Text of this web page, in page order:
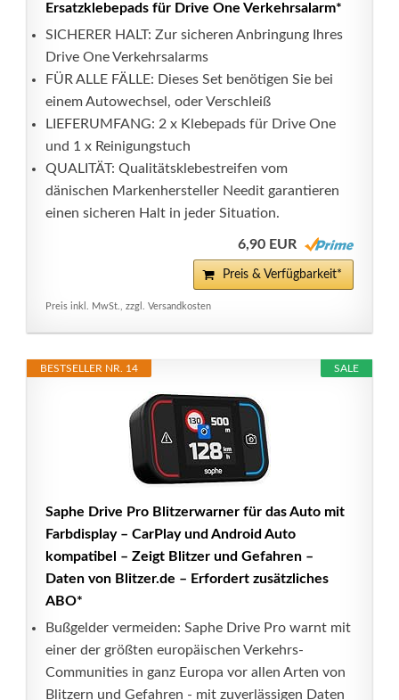
Ersatzklebepads für Drive One Verkehrsalarm*
SICHERER HALT: Zur sicheren Anbringung Ihres
Drive One Verkehrsalarms
FÜR ALLE FÄLLE: Dieses Set benötigen Sie bei
einem Autowechsel, oder Verschleiß
LIEFERUMFANG: 2 x Klebepads für Drive One
und 1 x Reinigungstuch
QUALITÄT: Qualitätsklebestreifen vom
dänischen Markenhersteller Needit garantieren
einen sicheren Halt in jeder Situation.
6,90 EUR
Preis & Verfügbarkeit*
Preis inkl. MwSt., zzgl. Versandkosten
SALE
BESTSELLER NR. 14
Saphe Drive Pro Blitzerwarner für das Auto mit
Farbdisplay – CarPlay und Android Auto
kompatibel – Zeigt Blitzer und Gefahren –
Daten von Blitzer.de – Erfordert zusätzliches
ABO*
Bußgelder vermeiden: Saphe Drive Pro warnt mit
einer der größten europäischen Verkehrs-
Communities in ganz Europa vor allen Arten von
Blitzern und Gefahren - mit zuverlässigen Daten